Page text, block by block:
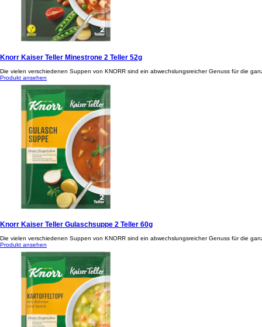
Knorr Kaiser Teller Minestrone 2 Teller 52g
Die vielen verschiedenen Suppen von KNORR sind ein abwechslungsreicher Genuss für die
Produkt ansehen
Knorr Kaiser Teller Gulaschsuppe 2 Teller 60g
Die vielen verschiedenen Suppen von KNORR sind ein abwechslungsreicher Genuss für die
Produkt ansehen